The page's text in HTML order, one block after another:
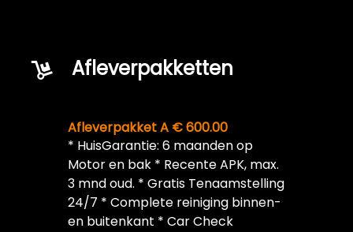
Afleverpakketten
Afleverpakket A € 600.00
* HuisGarantie: 6 maanden op
Motor en bak * Recente APK, max.
3 mnd oud. * Gratis Tenaamstelling
24/7 * Complete reiniging binnen-
en buitenkant * Car Check